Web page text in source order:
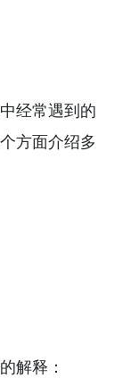
经常遇到的
方面介绍多
解释：